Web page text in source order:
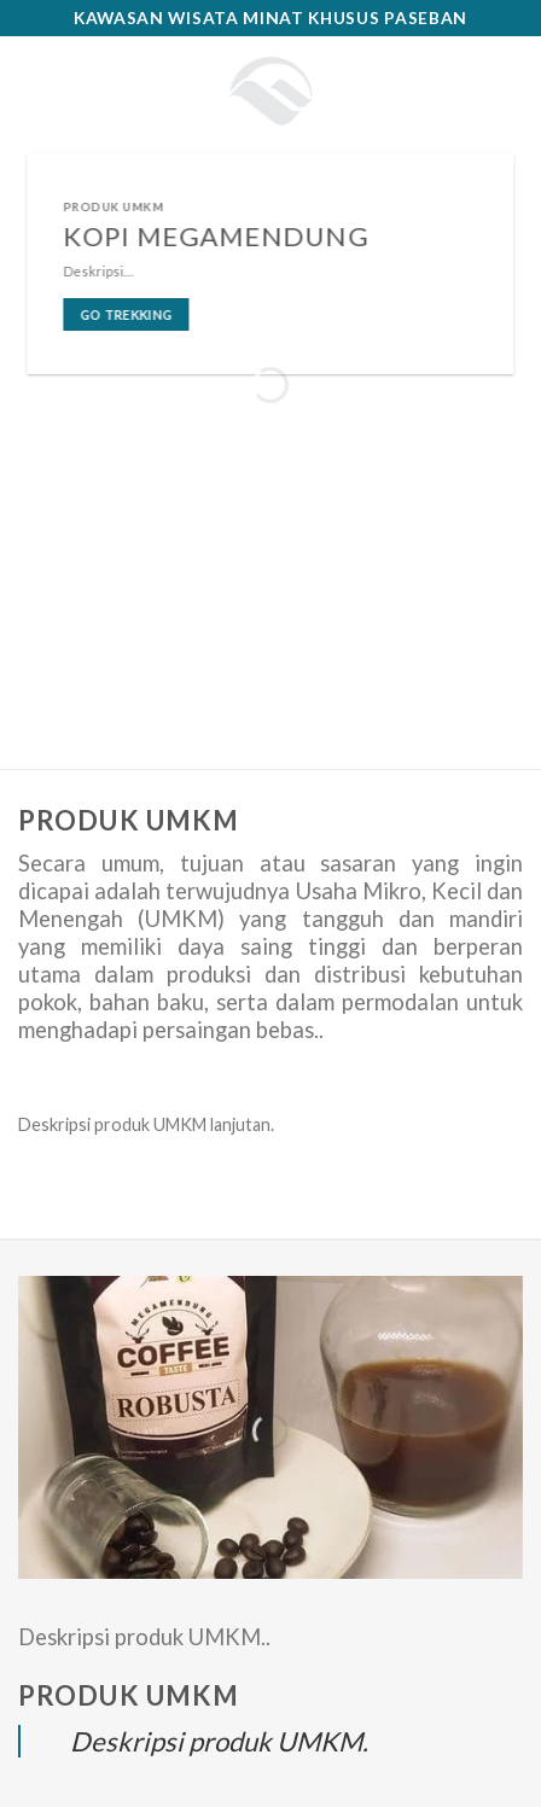
KAWASAN WISATA MINAT KHUSUS PASEBAN
PRODUK UMKM
KOPI MEGAMENDUNG
Deskripsi…
GO TREKKING
PRODUK UMKM
Secara umum, tujuan atau sasaran yang ingin
dicapai adalah terwujudnya Usaha Mikro, Kecil dan
Menengah (UMKM) yang tangguh dan mandiri
yang memiliki daya saing tinggi dan berperan
utama dalam produksi dan distribusi kebutuhan
pokok, bahan baku, serta dalam permodalan untuk
menghadapi persaingan bebas..
Deskripsi produk UMKM lanjutan.
Deskripsi produk UMKM..
PRODUK UMKM
Deskripsi produk UMKM.